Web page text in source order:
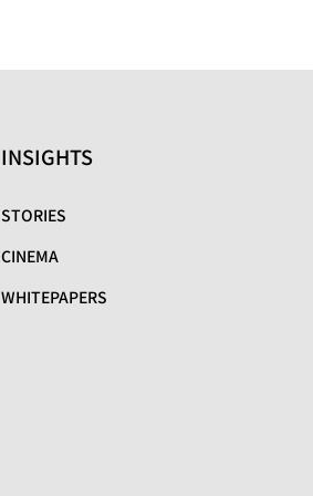
INSIGHTS
STORIES
CINEMA
WHITEPAPERS